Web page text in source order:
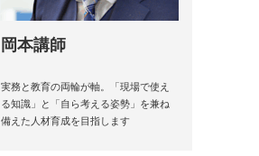
岡本講師
実務と教育の両輪が軸。「現場で使え
る知識」と「自ら考える姿勢」を兼ね
備えた人材育成を目指します